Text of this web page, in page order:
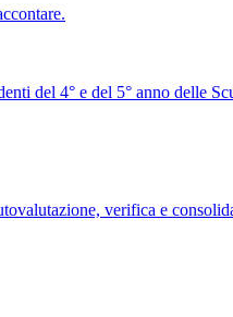
del 4° e del 5° anno delle
verifica e